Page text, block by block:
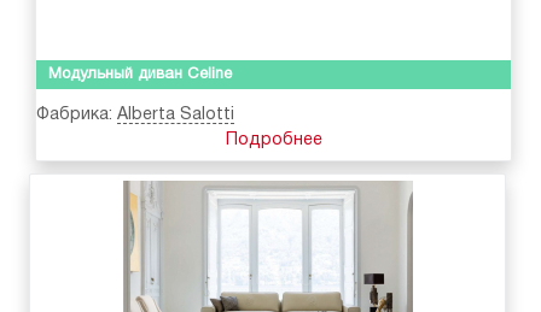
Модульный диван Celine
Фабрика: Alberta Salotti
Подробнее